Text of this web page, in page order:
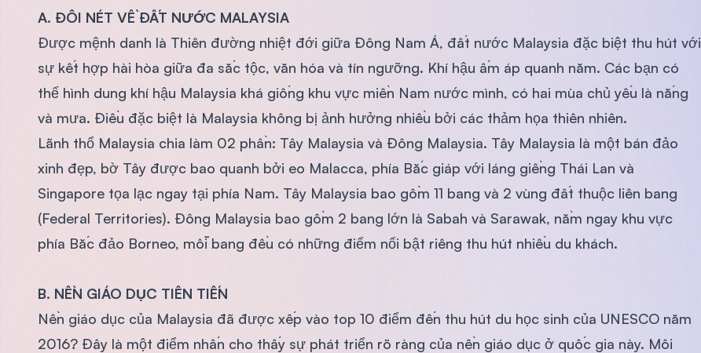
A. ĐÔI NÉT VỀ ĐẤT NƯỚC MALAYSIA
Được mệnh danh là Thiên đường nhiệt đới giữa Đông Nam Á, đất nước Malaysia đặc biệt thu hút với
sự kết hợp hài hòa giữa đa sắc tộc, văn hóa và tín ngưỡng. Khí hậu ấm áp quanh năm. Các bạn có
thể hình dung khí hậu Malaysia khá giống khu vực miền Nam nước mình, có hai mùa chủ yếu là nắng
và mưa. Điều đặc biệt là Malaysia không bị ảnh hưởng nhiều bởi các thảm họa thiên nhiên.
Lãnh thổ Malaysia chia làm 02 phần: Tây Malaysia và Đông Malaysia. Tây Malaysia là một bán đảo
xinh đẹp, bờ Tây được bao quanh bởi eo Malacca, phía Bắc giáp với láng giềng Thái Lan và
Singapore tọa lạc ngay tại phía Nam. Tây Malaysia bao gồm 11 bang và 2 vùng đất thuộc liên bang
(Federal Territories). Đông Malaysia bao gồm 2 bang lớn là Sabah và Sarawak, nằm ngay khu vực
phía Bắc đảo Borneo, mỗi bang đều có những điểm nổi bật riêng thu hút nhiều du khách.
B. NỀN GIÁO DỤC TIÊN TIẾN
Nền giáo dục của Malaysia đã được xếp vào top 10 điểm đến thu hút du học sinh của UNESCO năm
2016? Đây là một điểm nhấn cho thấy sự phát triển rõ ràng của nền giáo dục ở quốc gia này. Môi